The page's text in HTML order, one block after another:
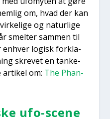
om, hvad der kan
og natur­li­ge
smel­ter sam­men til
enhver logisk for­kla­
skre­vet en tan­ke­
om: The Phan­
ufo-sce­ne